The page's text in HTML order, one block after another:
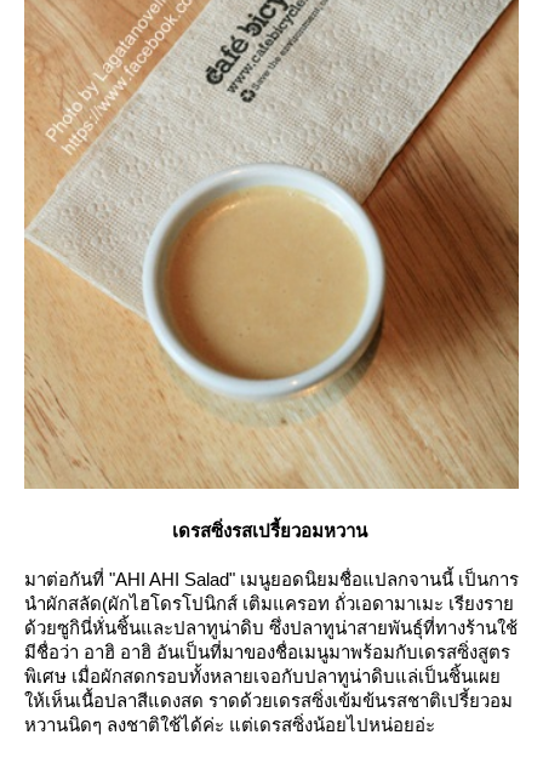
เดรสซิ่งรสเปรี้ยวอมหวาน
มาต่อกันที่ "AHI AHI Salad" เมนูยอดนิยมชื่อแปลกจานนี้ เป็นการ
นำผักสลัด(ผักไฮโดรโปนิกส์ เติมแครอท ถั่วเอดามาเมะ เรียงรา
ด้วยซูกินี่หั่นชิ้นและปลาทูน่าดิบ ซึ่งปลาทูน่าสายพันธุ์ที่ทางร้านใช้
มีชื่อว่า อาฮิ อาฮิ อันเป็นที่มาของชื่อเมนูมาพร้อมกับเดรสซิ่งสูตร
พิเศษ เมื่อผักสดกรอบทั้งหลายเจอกับปลาทูน่าดิบแล่เป็นชิ้นเผ
ห้เห็นเนื้อปลาสีแดงสด ราดด้วยเดรสซิ่งเข้มข้นรสชาติเปรี้ยวอม
หวานนิดๆ ลงชาติใช้ได้ค่ะ แต่เดรสซิ่งน้อยไปหน่อยอ่ะ